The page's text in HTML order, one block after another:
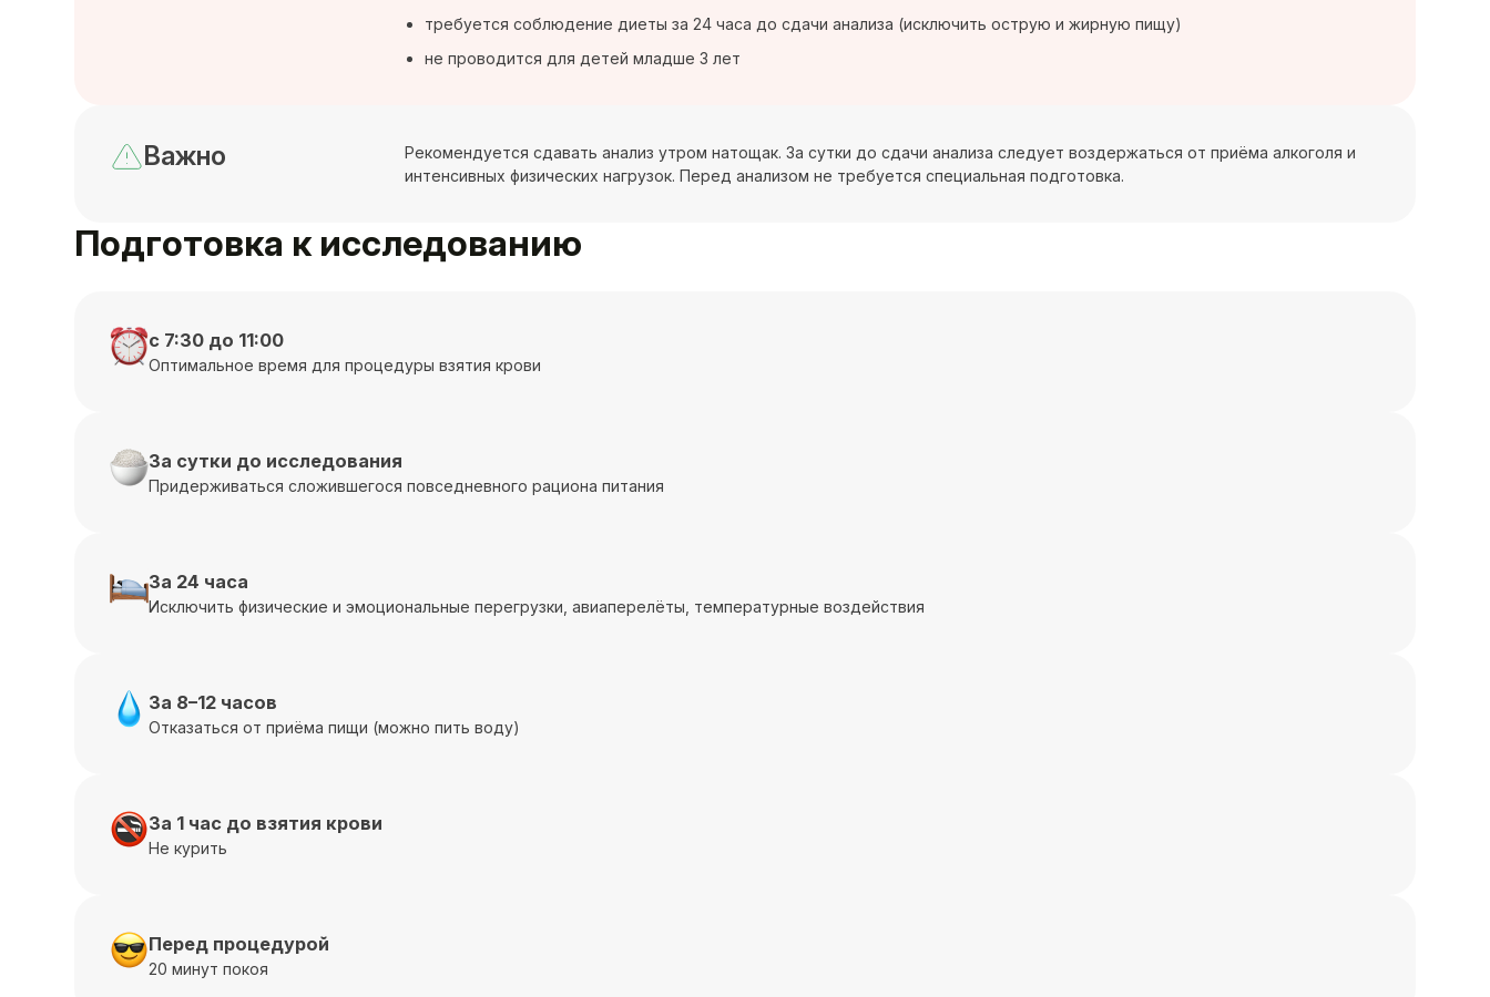
требуется соблюдение диеты за 24 часа до сдачи анализа (исключить острую и жирную пищу)
не проводится для детей младше 3 лет
Важно
Рекомендуется сдавать анализ утром натощак. За сутки до сдачи анализа следует воздержаться от приёма алкоголя и
интенсивных физических нагрузок. Перед анализом не требуется специальная подготовка.
Подготовка к исследованию
с 7:30 до 11:00
Оптимальное время для процедуры взятия крови
За сутки до исследования
Придерживаться сложившегося повседневного рациона питания
За 24 часа
Исключить физические и эмоциональные перегрузки, авиаперелёты, температурные воздействия
За 8–12 часов
Отказаться от приёма пищи (можно пить воду)
За 1 час до взятия крови
Не курить
Перед процедурой
20 минут покоя